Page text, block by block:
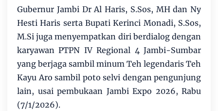
Gubernur Jambi Dr Al Haris, S.Sos, MH dan Ny
Hesti Haris serta Bupati Kerinci Monadi, S.Sos,
M.Si juga menyempatkan diri berdialog dengan
karyawan PTPN IV Regional 4 Jambi-Sumbar
yang berjaga sambil minum Teh legendaris Teh
Kayu Aro sambil poto selvi dengan pengunjung
lain, usai pembukaan Jambi Expo 2026, Rabu
(7/1/2026).